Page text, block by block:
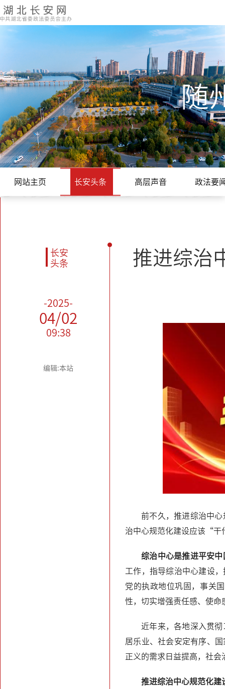
随
网站主页 长安头条 高层声音 政法要
长安
头条
-2025-
04/02
09:38
编辑:本站
推进综
前不久，推进综治中
治中心规范化建设应该“
综治中心是推进平安
工作，指导综治中心建设
党的执政地位巩固，事关
性，切实增强责任感、使命
近年来，各地深入贯
居乐业、社会安定有序、
正义的需求日益提高，社
推进综治中心规范化